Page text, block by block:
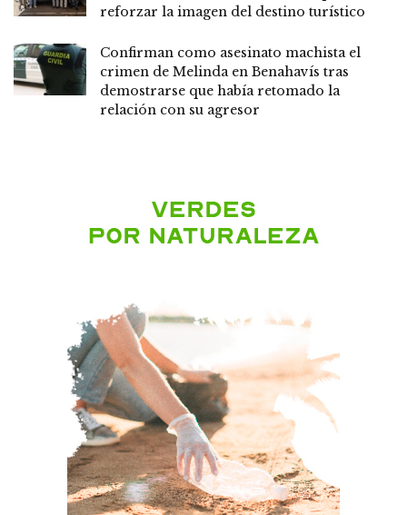
reforzar la imagen del destino turístico
Confirman como asesinato machista el
crimen de Melinda en Benahavís tras
demostrarse que había retomado la
relación con su agresor